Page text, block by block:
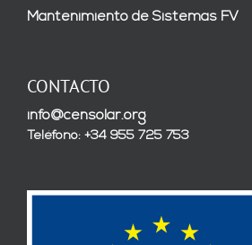
Mantenimiento de Sistemas FV
CONTACTO
info@censolar.org
Teléfono: +34 955 725 753